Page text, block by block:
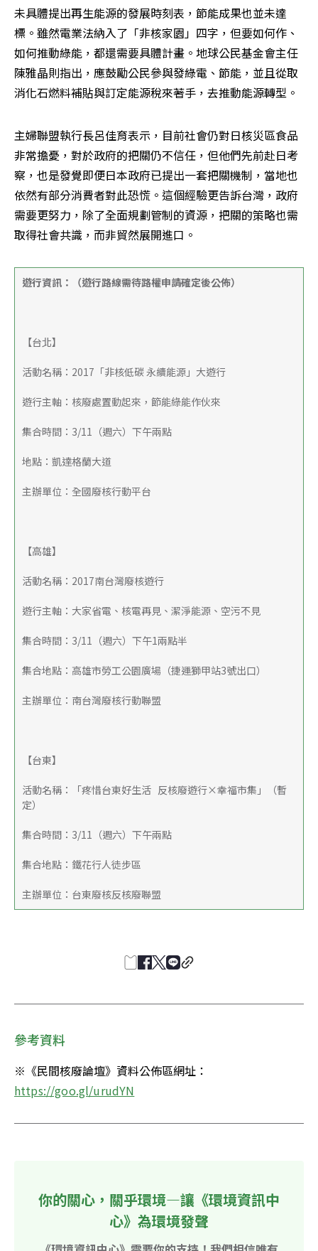
未具體提出再生能源的發展時刻表，節能成果也並未達
標。雖然電業法納入了「非核家園」四字，但要如何作、
如何推動綠能，都還需要具體計畫。地球公民基金會主任
陳雅晶則指出，應鼓勵公民參與發綠電、節能，並且從取
消化石燃料補貼與訂定能源稅來著手，去推動能源轉型。
主婦聯盟執行長呂佳育表示，目前社會仍對日核災區食品
非常擔憂，對於政府的把關仍不信任，但他們先前赴日考
察，也是發覺即便日本政府已提出一套把關機制，當地也
依然有部分消費者對此恐慌。這個經驗更告訴台灣，政府
需要更努力，除了全面規劃管制的資源，把關的策略也需
取得社會共識，而非貿然展開進口。
遊行資訊：（遊行路線需待路權申請確定後公佈）
【台北】
活動名稱：2017「非核低碳 永續能源」大遊行
遊行主軸：核廢處置動起來，節能綠能作伙來
集合時間：3/11（週六）下午兩點
地點：凱達格蘭大道
主辦單位：全國廢核行動平台
【高雄】
活動名稱：2017南台灣廢核遊行
遊行主軸：大家省電、核電再見、潔淨能源、空污不見
集合時間：3/11（週六）下午1兩點半
集合地點：高雄市勞工公園廣場（捷運獅甲站3號出口）
主辦單位：南台灣廢核行動聯盟
【台東】
活動名稱：「疼惜台東好生活   反核廢遊行×幸福市集」（暫
定）
集合時間：3/11（週六）下午兩點
集合地點：鐵花行人徒步區
主辦單位：台東廢核反核廢聯盟
參考資料
※《民間核廢論壇》資料公佈區網址：
https://goo.gl/urudYN
你的關心，關乎環境—讓《環境資訊中
心》為環境發聲